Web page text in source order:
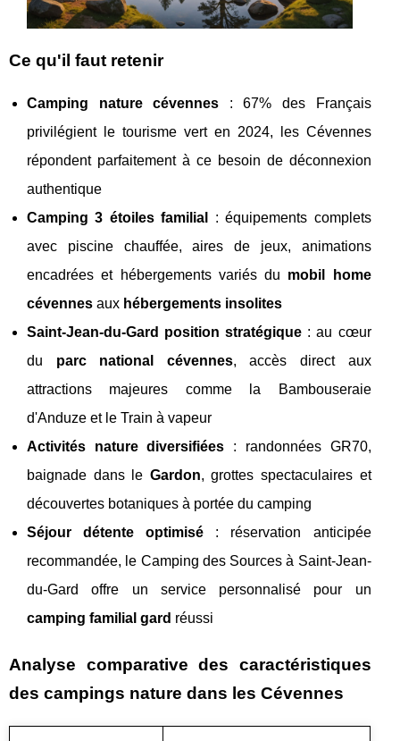
Ce qu'il faut retenir
Camping nature cévennes : 67% des Français
privilégient le tourisme vert en 2024, les Cévennes
répondent parfaitement à ce besoin de déconnexion
authentique
Camping 3 étoiles familial
: équipements complets
avec piscine chauffée, aires de jeux, animations
encadrées et hébergements variés du mobil home
cévennes aux hébergements insolites
Saint-Jean-du-Gard position stratégique : au cœur
du parc national cévennes, accès direct aux
attractions majeures comme la Bambouseraie
d'Anduze et le Train à vapeur
Activités nature diversifiées : randonnées GR70,
baignade dans le Gardon, grottes spectaculaires et
découvertes botaniques à portée du camping
Séjour détente optimisé : réservation anticipée
recommandée, le Camping des Sources à Saint-Jean-
du-Gard offre un service personnalisé pour un
camping familial gard réussi
Analyse comparative des caractéristiques
des campings nature dans les Cévennes